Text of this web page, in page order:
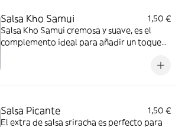
Salsa Kho Samui
1,50 €
Salsa Kho Samui cremosa y suave, es el
complemento ideal para añadir un toque
Salsa Picante
1,50 €
El extra de salsa sriracha es perfecto para